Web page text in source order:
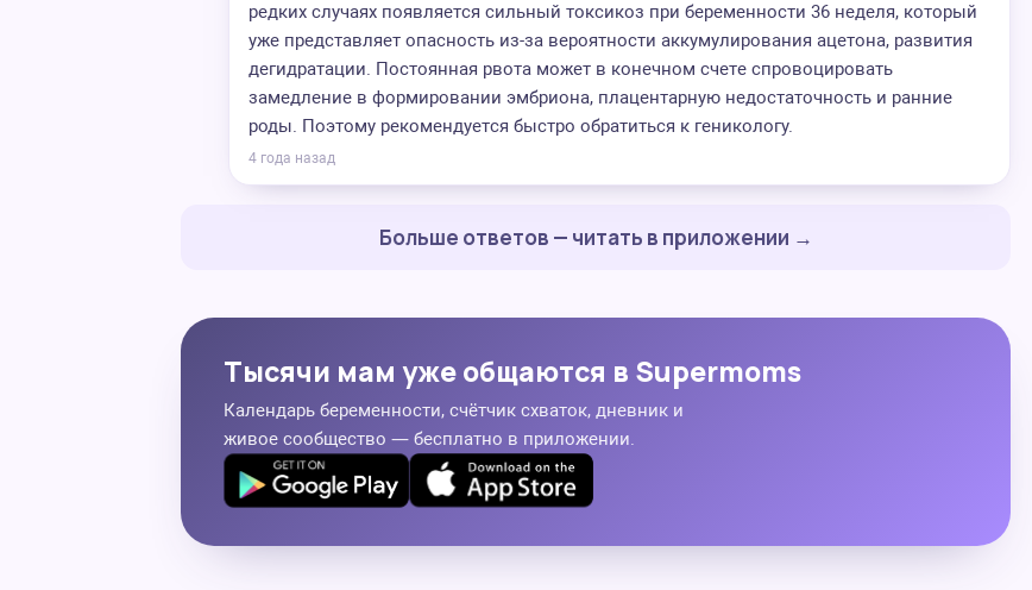
редких случаях появляется сильный токсикоз при беременности 36 неделя, который
уже представляет опасность из-за вероятности аккумулирования ацетона, развития
дегидратации. Постоянная рвота может в конечном счете спровоцировать
замедление в формировании эмбриона, плацентарную недостаточность и ранние
роды. Поэтому рекомендуется быстро обратиться к геникологу.
4 года назад
Больше ответов — читать в приложении →
Тысячи мам уже общаются в Supermoms
Календарь беременности, счётчик схваток, дневник и
живое сообщество — бесплатно в приложении.